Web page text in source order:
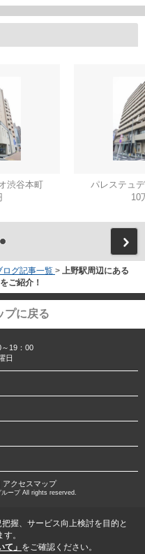
渋谷本町
パレステュ
10
ログ記事一覧 >
上野駅周辺にある
ご紹介！
プに戻る
19：00
日
アクセスマップ
ープ All rights reserved.
握、サービス向上検討を目的と
。
て」 をご確認ください。